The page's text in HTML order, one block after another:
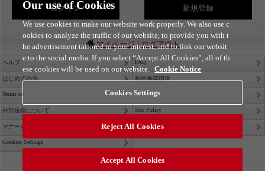
ログイン 新規登録
マイページ|ログアウト
ヘルプ FAQ
はじめての方 利用推奨環境
Terms of Service Privacy Policy
外部送信について Site Policy
マナー＆ルール Contact Us
Cookies Settings
Our use of Cookies
We use cookies to make our website work properly. We also use c
ookies to analyze the traffic of our website, to provide you with t
he advertisement tailored to your interest, and to link our websit
e to the social media. If you select “Accept All Cookies”, all of th
ese cookies will be used on our website. Cookie Notice
Cookies Settings
Reject All Cookies
Accept All Cookies